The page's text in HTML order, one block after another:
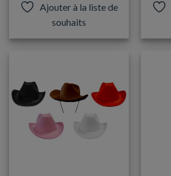
Ajouter à la liste de
souhaits